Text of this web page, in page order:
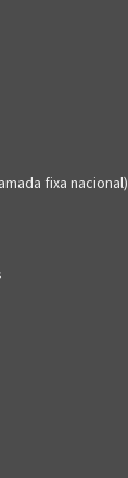
fixa nacional)